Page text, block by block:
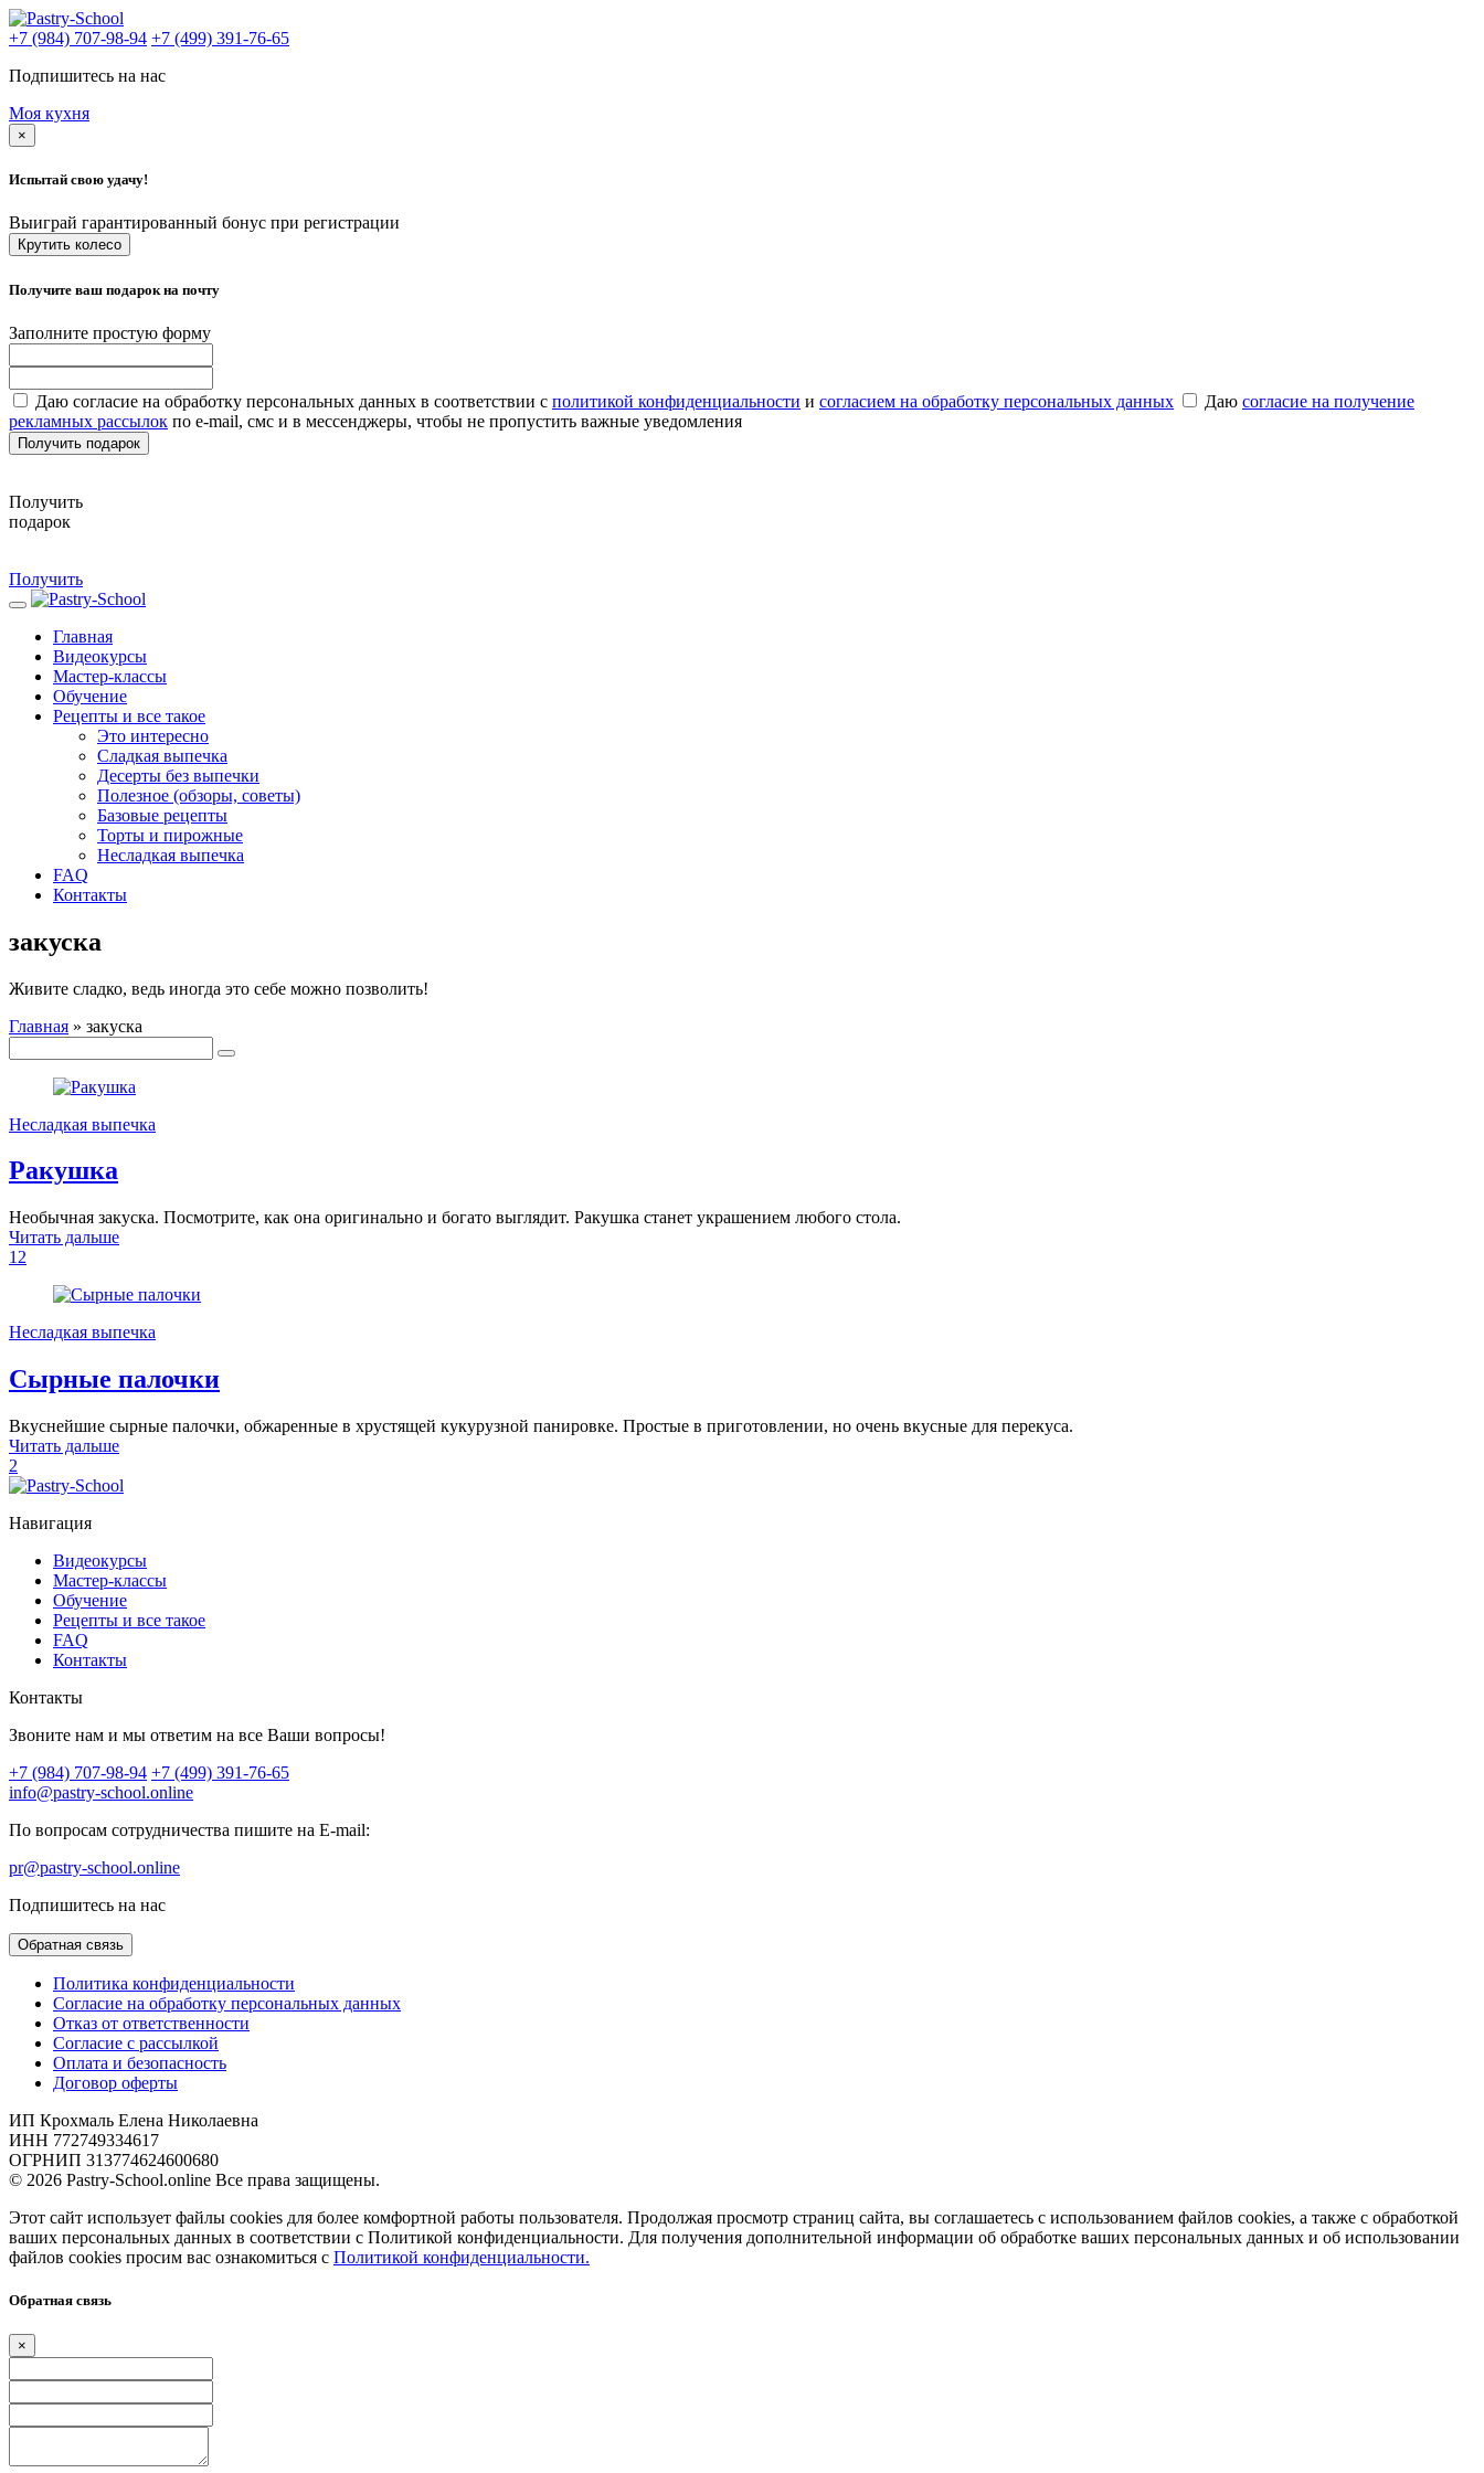
+7 (984) 707-98-94 +7 (499) 391-76-65
Подпишитесь на нас
Моя кухня
×
Испытай свою удачу!
Выиграй гарантированный бонус при регистрации
Крутить колесо
Получите ваш подарок на почту
Заполните простую форму
Даю согласие на обработку персональных данных в соответствии с политикой конфиденциальности и согласием на обработку персональных данных Даю согласие на получение
рекламных рассылок по e-mail, смс и в мессенджеры, чтобы не пропустить важные уведомления
Получить подарок
Получить
подарок
Получить
Главная
Видеокурсы
Мастер-классы
Обучение
Рецепты и все такое
Это интересно
Сладкая выпечка
Десерты без выпечки
Полезное (обзоры, советы)
Базовые рецепты
Торты и пирожные
Несладкая выпечка
FAQ
Контакты
закуска
Живите сладко, ведь иногда это себе можно позволить!
Главная » закуска
Несладкая выпечка
Ракушка
Необычная закуска. Посмотрите, как она оригинально и богато выглядит. Ракушка станет украшением любого стола.
Читать дальше
12
Несладкая выпечка
Сырные палочки
Вкуснейшие сырные палочки, обжаренные в хрустящей кукурузной панировке. Простые в приготовлении, но очень вкусные для перекуса.
Читать дальше
2
Навигация
Видеокурсы
Мастер-классы
Обучение
Рецепты и все такое
FAQ
Контакты
Контакты
Звоните нам и мы ответим на все Ваши вопросы!
+7 (984) 707-98-94 +7 (499) 391-76-65
info@pastry-school.online
По вопросам сотрудничества пишите на E-mail:
pr@pastry-school.online
Подпишитесь на нас
Обратная связь
Политика конфиденциальности
Согласие на обработку персональных данных
Отказ от ответственности
Согласие с рассылкой
Оплата и безопасность
Договор оферты
ИП Крохмаль Елена Николаевна
ИНН 772749334617
ОГРНИП 313774624600680
© 2026 Pastry-School.online Все права защищены.
Этот сайт использует файлы cookies для более комфортной работы пользователя. Продолжая просмотр страниц сайта, вы соглашаетесь с использованием файлов cookies, а также с обработкой
ваших персональных данных в соответствии с Политикой конфиденциальности. Для получения дополнительной информации об обработке ваших персональных данных и об использовании
файлов cookies просим вас ознакомиться с Политикой конфиденциальности.
Обратная связь
×